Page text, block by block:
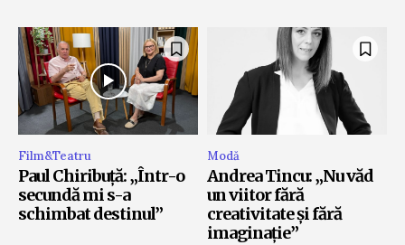
Film&Teatru
Paul Chiribuță: „Într-o
secundă mi s-a
schimbat destinul”
Modă
Andrea Tincu: „Nu văd
un viitor fără
creativitate și fără
imaginație”